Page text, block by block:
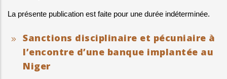
La présente publication est faite pour une durée indéterminée.
Sanctions disciplinaire et pécuniaire à
l’encontre d’une banque implantée au
Niger